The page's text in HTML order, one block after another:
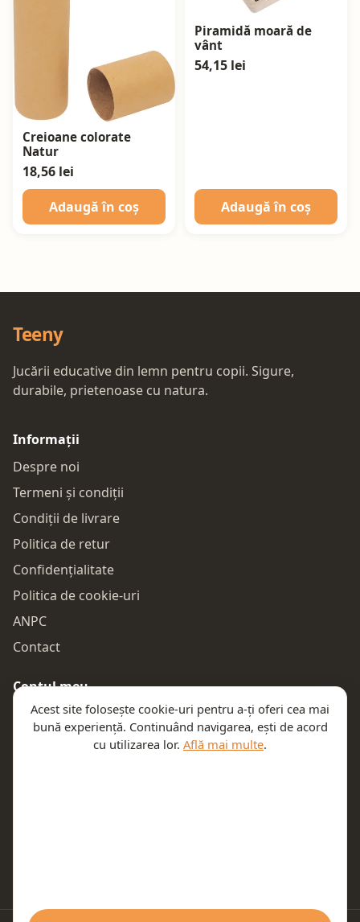
Creioane colorate
Natur
18,56 lei
Adaugă în coș
Piramidă moară de
vânt
54,15 lei
Adaugă în coș
Teeny
Jucării educative din lemn pentru copii. Sigure,
durabile, prietenoase cu natura.
Informații
Despre noi
Termeni și condiții
Condiții de livrare
Politica de retur
Confidențialitate
Politica de cookie-uri
ANPC
Contact
Contul meu
Autentificare
Comenzile mele
Acest site folosește cookie-uri pentru a-ți oferi cea mai
bună experiență. Continuând navigarea, ești de acord
cu utilizarea lor. Află mai multe.